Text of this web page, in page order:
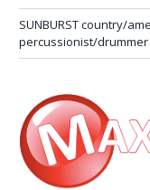
SUNBURST country/
percussionist/drummer